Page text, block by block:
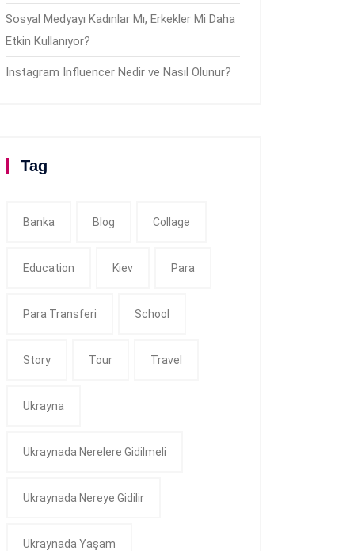
Sosyal Medyayı Kadınlar Mı, Erkekler Mi Daha
Etkin Kullanıyor?
Instagram Influencer Nedir ve Nasıl Olunur?
Tag
Banka Blog Collage
Education Kiev Para
Para Transferi School
Story Tour Travel
Ukrayna
Ukraynada Nerelere Gidilmeli
Ukraynada Nereye Gidilir
Ukraynada Yaşam